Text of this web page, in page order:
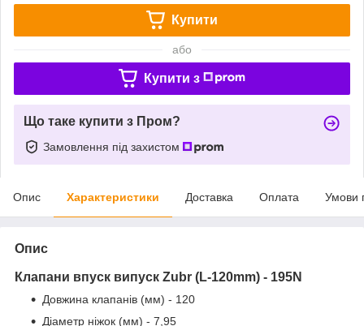
Купити
або
Купити з
Що таке купити з Пром?
Замовлення під захистом
Опис Характеристики Доставка Оплата Умови
Опис
Клапани впуск випуск Zubr (L-120mm) - 195N
Довжина клапанів (мм) - 120
Діаметр ніжок (мм) - 7,95